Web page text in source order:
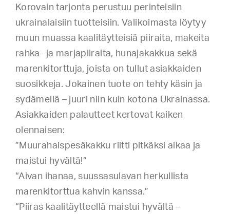
Korovain tarjonta perustuu perinteisiin
ukrainalaisiin tuotteisiin. Valikoimasta löytyy
muun muassa kaalitäytteisiä piiraita, makeita
rahka- ja marjapiiraita, hunajakakkua sekä
marenkitorttuja, joista on tullut asiakkaiden
suosikkeja. Jokainen tuote on tehty käsin ja
sydämellä – juuri niin kuin kotona Ukrainassa.
Asiakkaiden palautteet kertovat kaiken
olennaisen:
”Muurahaispesäkakku riitti pitkäksi aikaa ja
maistui hyvältä!”
“Aivan ihanaa, suussasulavan herkullista
marenkitorttua kahvin kanssa.”
“Piiras kaalitäytteellä maistui hyvältä –